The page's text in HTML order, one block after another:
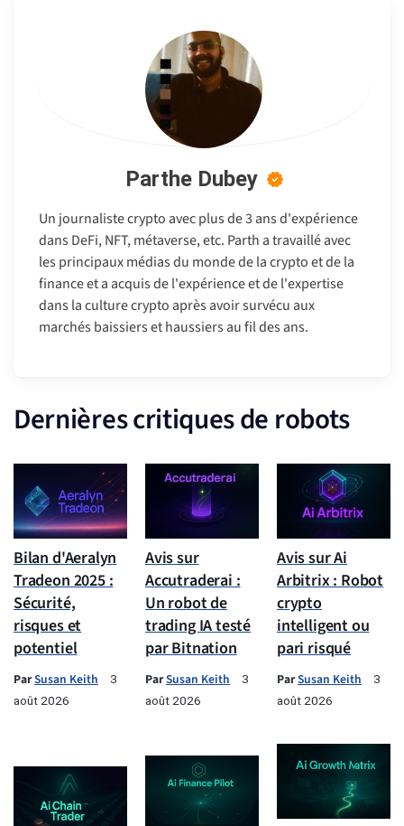
Parthe Dubey
Un journaliste crypto avec plus de 3 ans d'expérience
dans DeFi, NFT, métaverse, etc. Parth a travaillé avec
les principaux médias du monde de la crypto et de la
finance et a acquis de l'expérience et de l'expertise
dans la culture crypto après avoir survécu aux
marchés baissiers et haussiers au fil des ans.
Dernières critiques de robots
Bilan d'Aeralyn
Tradeon 2025 :
Sécurité,
risques et
potentiel
ParSusan Keith
3
août 2026
Avis sur
Accutraderai :
Un robot de
trading IA testé
par Bitnation
ParSusan Keith
3
août 2026
Avis sur Ai
Arbitrix : Robot
crypto
intelligent ou
pari risqué
ParSusan Keith
3
août 2026